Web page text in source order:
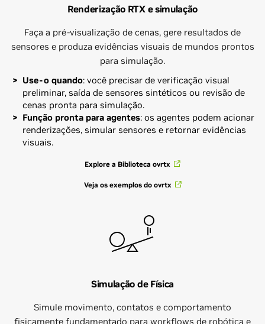
Renderização RTX e simulação
Faça a pré-visualização de cenas, gere resultados de
sensores e produza evidências visuais de mundos prontos
para simulação.
Use-o quando: você precisar de verificação visual
preliminar, saída de sensores sintéticos ou revisão de
cenas pronta para simulação.
Função pronta para agentes: os agentes podem acionar
renderizações, simular sensores e retornar evidências
visuais.
Explore a Biblioteca ovrtx
Veja os exemplos do ovrtx
Simulação de Física
Simule movimento, contatos e comportamento
fisicamente fundamentado para workflows de robótica e